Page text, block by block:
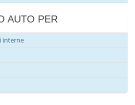
AUTO PER
interne